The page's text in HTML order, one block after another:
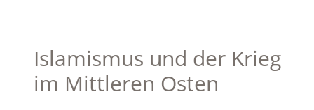
Islamismus und der Krieg
im Mittleren Osten